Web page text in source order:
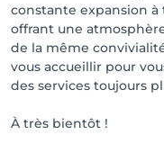
constante expansion à
offrant une
de la même
vous accueillir pour
des services toujours
À très bientôt !